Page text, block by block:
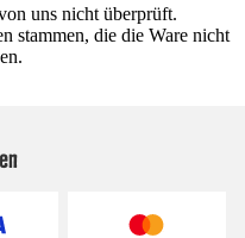
uns nicht überprüft.
stammen, die die Ware nicht